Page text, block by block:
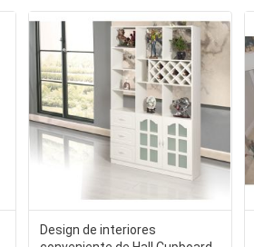
Design de interiores